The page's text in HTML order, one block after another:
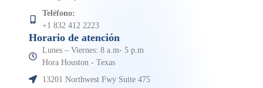
Teléfono:
+1 832 412 2223
Horario de atención
Lunes – Viernes: 8 a.m- 5 p.m
Hora Houston - Texas
13201 Northwest Fwy Suite 475